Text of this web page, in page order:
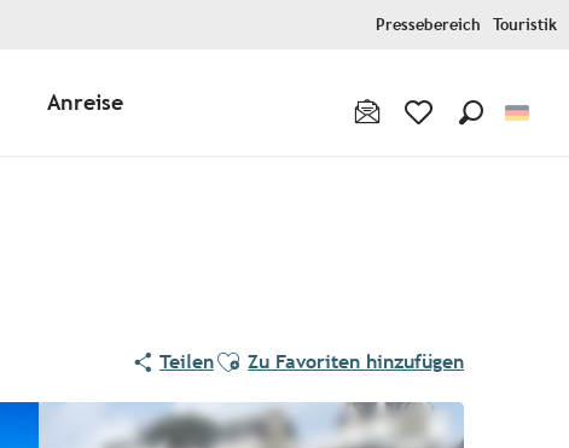
Pressebereich Touristik
Anreise
TeilenAjouter aux favoris
Zu Favoriten hinzufügen